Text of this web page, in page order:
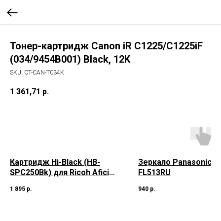
Тонер-картридж Canon iR C1225/C1225iF
(034/9454B001) Black, 12K
SKU: CT-CAN-T034K
1 361,71 р.
Картридж Hi-Black (HB-
SPC250Bk) для Ricoh Aficio
C250DN/C250SF/C260/C260/
1 895 р.
Зеркало Panasonic
FL513RU
940 р.